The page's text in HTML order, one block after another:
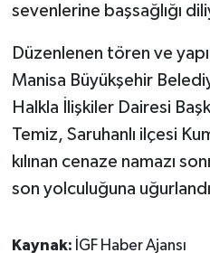
sevenlerine başsağlığı
Düzenlenen tören ve
Manisa Büyükşehir
Halkla İlişkiler Dairesi
Temiz, Saruhanlı ilçesi
kılınan cenaze namazı
son yolculuğuna
Kaynak: İGF Haber Ajansı